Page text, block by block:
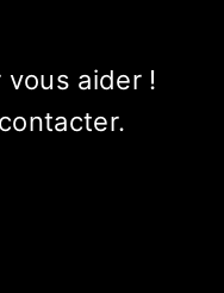
vous aider !